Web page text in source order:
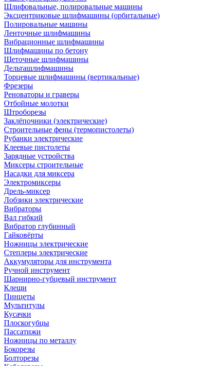
Шлифовальные, полировальные машины
Эксцентриковые шлифмашины (орбитальные)
Полировальные машины
Ленточные шлифмашины
Вибрационные шлифмашины
Шлифмашины по бетону
Щеточные шлифмашины
Дельташлифмашины
Торцевые шлифмашины (вертикальные)
Фрезеры
Реноваторы и граверы
Отбойные молотки
Штроборезы
Заклёпочники (электрические)
Строительные фены (термопистолеты)
Рубанки электрические
Клеевые пистолеты
Зарядные устройства
Миксеры строительные
Насадки для миксера
Электромиксеры
Дрель-миксер
Лобзики электрические
Вибраторы
Вал гибкий
Вибратор глубинный
Гайковёрты
Ножницы электрические
Степлеры электрические
Аккумуляторы для инструмента
Ручной инструмент
Шарнирно-губцевый инструмент
Клещи
Пинцеты
Мультитулы
Кусачки
Плоскогубцы
Пассатижи
Ножницы по металлу
Бокорезы
Болторезы